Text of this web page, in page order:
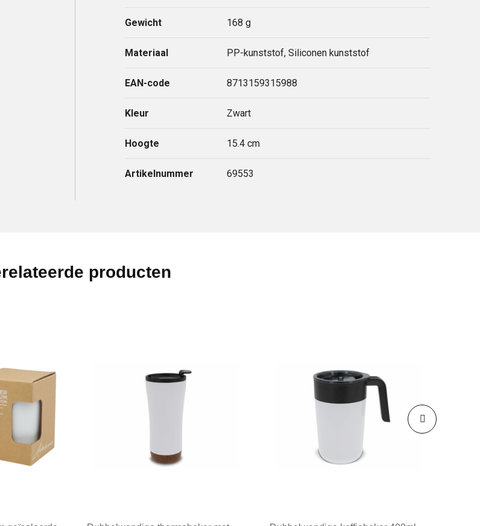
Gewicht 168 g
Materiaal PP-kunststof, Siliconen kunststof
EAN-code 8713159315988
Kleur Zwart
Hoogte 15.4 cm
Artikelnummer 69553
producten